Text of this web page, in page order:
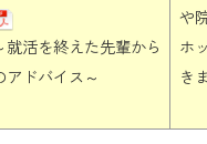
就活を終えた先輩から
アドバイス～
や
ホ
き